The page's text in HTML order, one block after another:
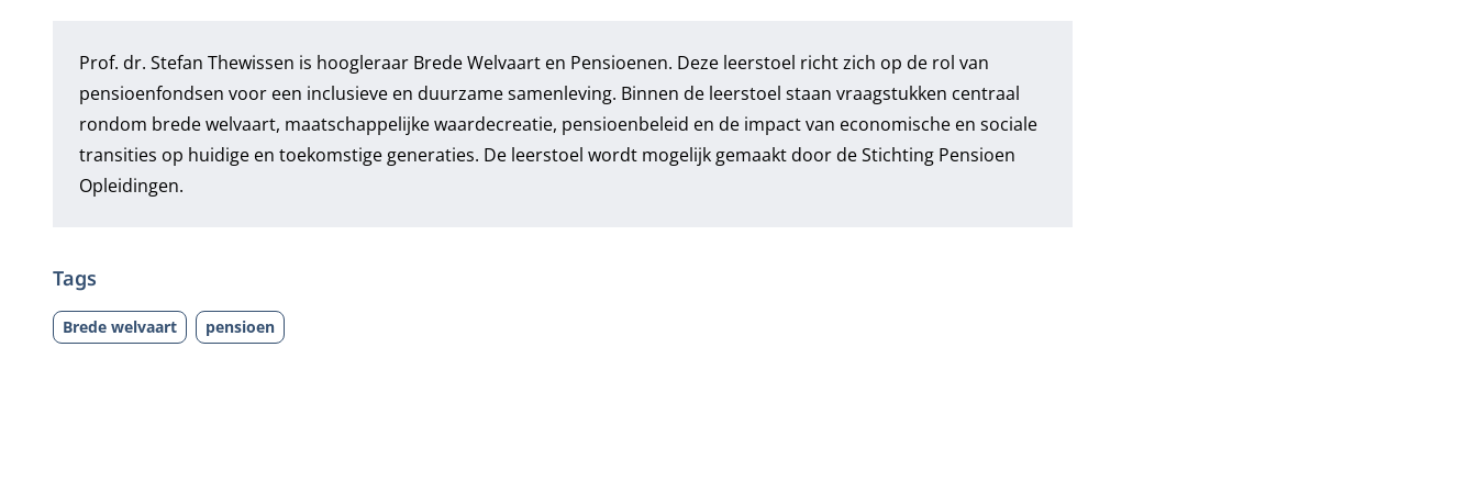
Prof. dr. Stefan Thewissen is hoogleraar Brede Welvaart en Pensioenen. Deze leerstoel richt zich op de rol van
pensioenfondsen voor een inclusieve en duurzame samenleving. Binnen de leerstoel staan vraagstukken centraal
rondom brede welvaart, maatschappelijke waardecreatie, pensioenbeleid en de impact van economische en sociale
transities op huidige en toekomstige generaties. De leerstoel wordt mogelijk gemaakt door de Stichting Pensioen
Opleidingen.
Tags
Brede welvaart pensioen